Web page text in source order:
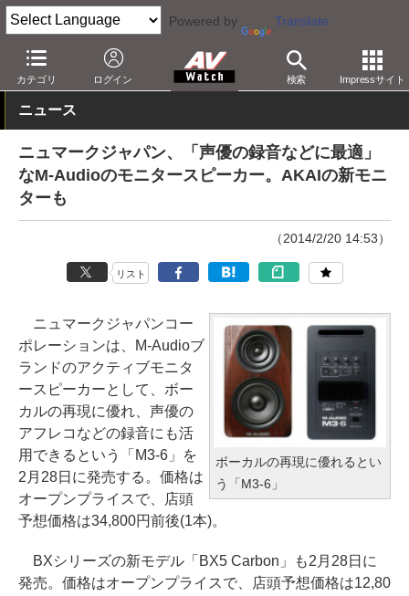
Powered by Translate
カテゴリ ログイン 検索 Impressサイト
AV Watch 製品 オーディオスピーカー
ニュース
ニュマークジャパン、「声優の録音などに最適」
なM-Audioのモニタースピーカー。AKAIの新モニ
ターも
（2014/2/20 14:53）
リスト
ボーカルの再現に優れるとい
う「M3-6」
ニュマークジャパンコー
ポレーションは、M-Audioブ
ランドのアクティブモニタ
ースピーカーとして、ボー
カルの再現に優れ、声優の
アフレコなどの録音にも活
用できるという「M3-6」を
2月28日に発売する。価格は
オープンプライスで、店頭
予想価格は34,800円前後(1本)。
BXシリーズの新モデル「BX5 Carbon」も2月28日に
発売。価格はオープンプライスで、店頭予想価格は12,80